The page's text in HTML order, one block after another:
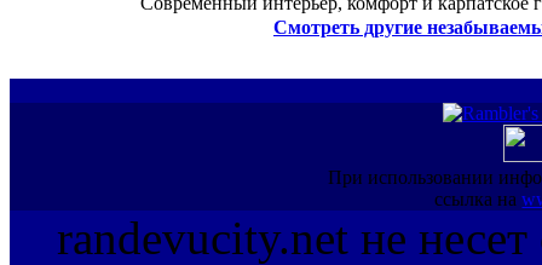
Смотреть другие
При использовании
ссылка на
randevucity.net не несет